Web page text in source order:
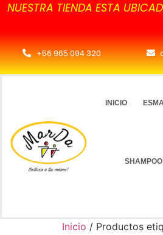
NUESTRA TIENDA ESTA
+56 965 094 320
INICIO
Inicio / Productos